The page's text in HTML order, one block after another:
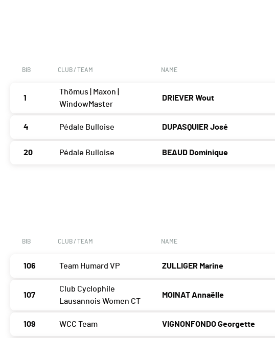
BIB CLUB / TEAM NAME
1
Thömus | Maxon |
WindowMaster
DRIEVER Wout
4 Pédale Bulloise DUPASQUIER José
20 Pédale Bulloise BEAUD Dominique
BIB CLUB / TEAM NAME
106 Team Humard VP ZULLIGER Marine
107
Club Cyclophile
Lausannois Women CT
MOINAT Annaëlle
109 WCC Team VIGNONFONDO Georgette